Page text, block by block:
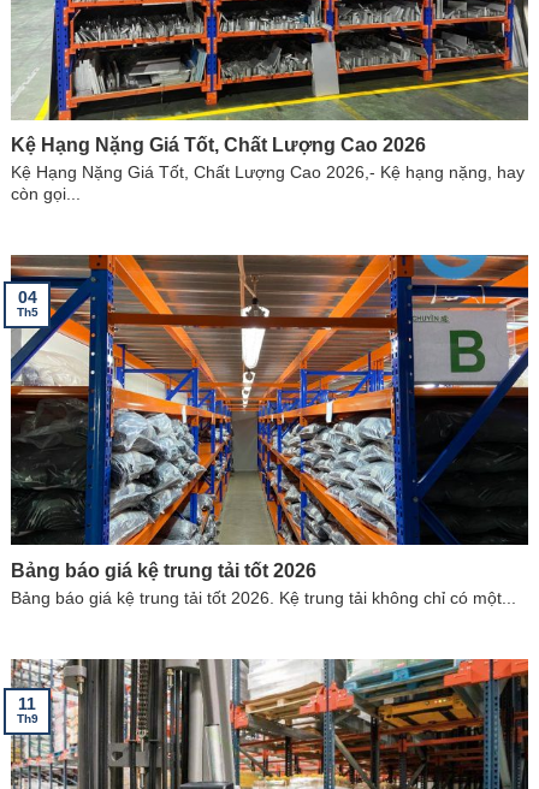
Kệ Hạng Nặng Giá Tốt, Chất Lượng Cao 2026
Kệ Hạng Nặng Giá Tốt, Chất Lượng Cao 2026,- Kệ hạng nặng, hay
còn gọi...
Bảng báo giá kệ trung tải tốt 2026
Bảng báo giá kệ trung tải tốt 2026. Kệ trung tải không chỉ có một...
04
Th5
11
Th9